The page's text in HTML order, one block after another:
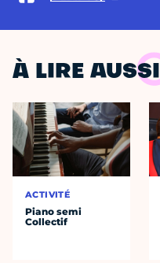
À LIRE AUSSI
ACTIVITÉ
Piano semi
Collectif